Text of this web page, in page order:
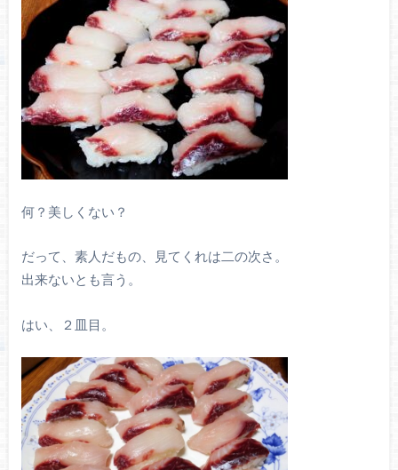
何？美しくない？
だって、素人だもの、見てくれは二の次さ。
出来ないとも言う。
はい、２皿目。